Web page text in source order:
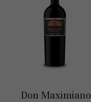
Don Maximiano